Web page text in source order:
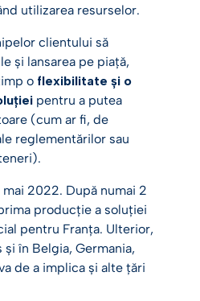
utilizarea resurselor.
clientului să
și lansarea pe piață,
o flexibilitate și o
pentru a putea
(cum ar fi, de
reglementărilor sau
2022. După numai 2
producție a soluției
pentru Franța. Ulterior,
în Belgia, Germania,
de a implica și alte țări